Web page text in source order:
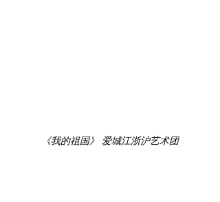
《我的祖国》 爱城江浙沪艺术团